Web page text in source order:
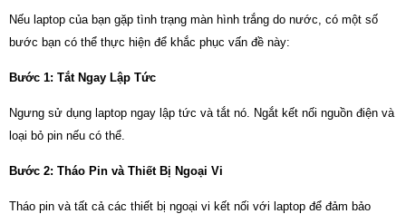
Nếu laptop của bạn gặp tình trạng màn hình trắng do nước, có một số
bước bạn có thể thực hiện để khắc phục vấn đề này:
Bước 1: Tắt Ngay Lập Tức
Ngưng sử dụng laptop ngay lập tức và tắt nó. Ngắt kết nối nguồn điện và
loại bỏ pin nếu có thể.
Bước 2: Tháo Pin và Thiết Bị Ngoại Vi
Tháo pin và tất cả các thiết bị ngoại vi kết nối với laptop để đảm bảo